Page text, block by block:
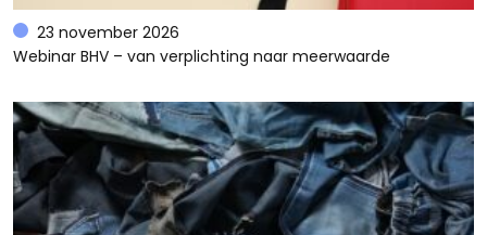
23 november 2026
Webinar BHV – van verplichting naar meerwaarde